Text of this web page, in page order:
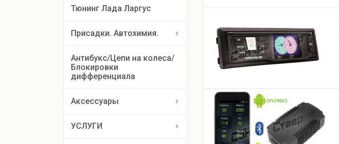
Тюнинг Лада Ларгус
Присадки. Автохимия.
Антибукс/Цепи на колеса/
Блокировки
дифференциала
Аксессуары
УСЛУГИ